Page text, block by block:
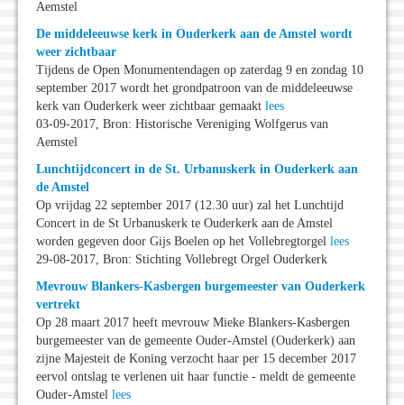
Aemstel
De middeleeuwse kerk in Ouderkerk aan de Amstel wordt
weer zichtbaar
Tijdens de Open Monumentendagen op zaterdag 9 en zondag 10
september 2017 wordt het grondpatroon van de middeleeuwse
kerk van Ouderkerk weer zichtbaar gemaakt lees
03-09-2017, Bron: Historische Vereniging Wolfgerus van
Aemstel
Lunchtijdconcert in de St. Urbanuskerk in Ouderkerk aan
de Amstel
Op vrijdag 22 september 2017 (12.30 uur) zal het Lunchtijd
Concert in de St Urbanuskerk te Ouderkerk aan de Amstel
worden gegeven door Gijs Boelen op het Vollebregtorgel lees
29-08-2017, Bron: Stichting Vollebregt Orgel Ouderkerk
Mevrouw Blankers-Kasbergen burgemeester van Ouderkerk
vertrekt
Op 28 maart 2017 heeft mevrouw Mieke Blankers-Kasbergen
burgemeester van de gemeente Ouder-Amstel (Ouderkerk) aan
zijne Majesteit de Koning verzocht haar per 15 december 2017
eervol ontslag te verlenen uit haar functie - meldt de gemeente
Ouder-Amstel lees